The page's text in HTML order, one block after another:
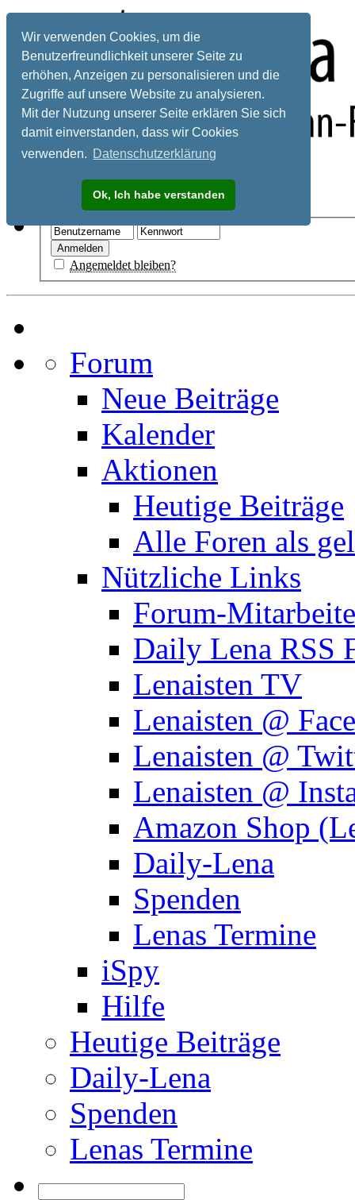
Wir verwenden Cookies, um die
Benutzerfreundlichkeit unserer Seite zu
erhöhen, Anzeigen zu personalisieren und die
Zugriffe auf unsere Website zu analysieren.
Mit der Nutzung unserer Seite erklären Sie sich
damit einverstanden, dass wir Cookies
verwenden. Datenschutzerklärung
Ok, Ich habe verstanden
Registrieren
Angemeldet bleiben?
Forum
Neue Beiträge
Kalender
Aktionen
Heutige Beiträge
Alle Foren als
Nützliche Links
Forum-
Daily Lena RSS
Lenaisten TV
Lenaisten @
Lenaisten @
Lenaisten @
Amazon Shop
Daily-Lena
Spenden
Lenas Termine
iSpy
Hilfe
Heutige Beiträge
Daily-Lena
Spenden
Lenas Termine